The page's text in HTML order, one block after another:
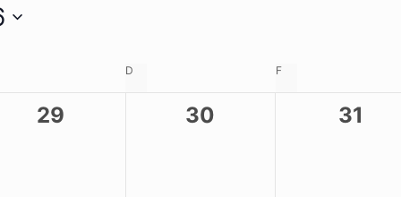
D F
0
29
0
30
0
31